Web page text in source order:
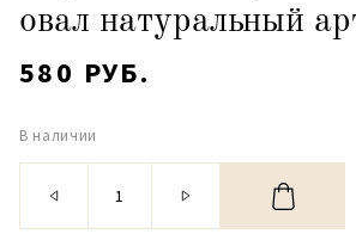
овал натуральный
580 РУБ.
В наличии